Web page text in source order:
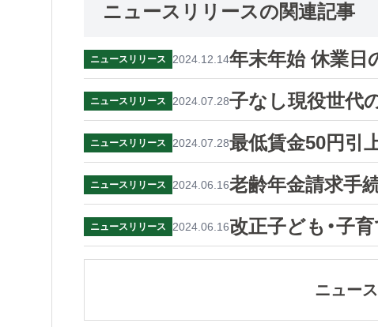
ニュースリリースの関連記事
年末年始 休業日
ニュースリリース 2024.12.14
子なし現役世代
ニュースリリース 2024.07.28
最低賃金50円引
ニュースリリース 2024.07.28
老齢年金請求手
ニュースリリース 2024.06.16
改正子ども・子
ニュースリリース 2024.06.16
ニュー